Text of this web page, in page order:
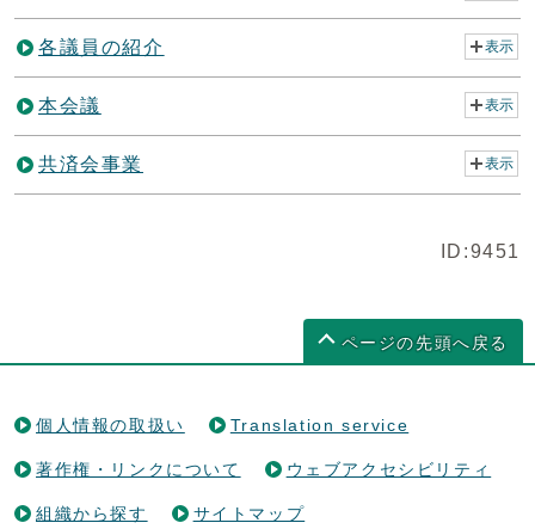
各議員の紹介 表示
本会議 表示
共済会事業 表示
ID:9451
ページの先頭へ戻る
個人情報の取扱い Translation service
著作権・リンクについて ウェブアクセシビリティ
組織から探す サイトマップ